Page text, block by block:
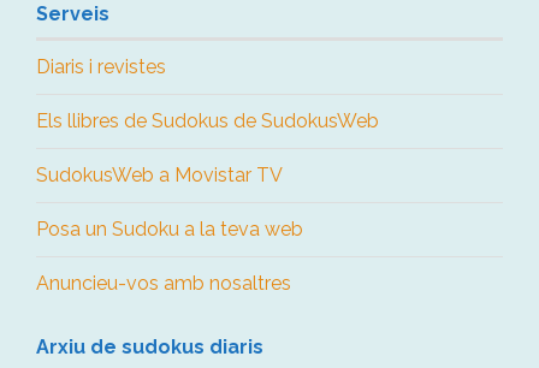
Serveis
Diaris i revistes
Els llibres de Sudokus de SudokusWeb
SudokusWeb a Movistar TV
Posa un Sudoku a la teva web
Anuncieu-vos amb nosaltres
Arxiu de sudokus diaris